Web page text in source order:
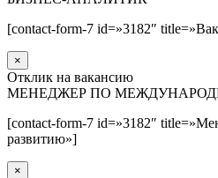
[contact-form-7 id=»3182″
×
Отклик на вакансию
МЕНЕДЖЕР ПО
[contact-form-7 id=»3182″
развитию»]
×